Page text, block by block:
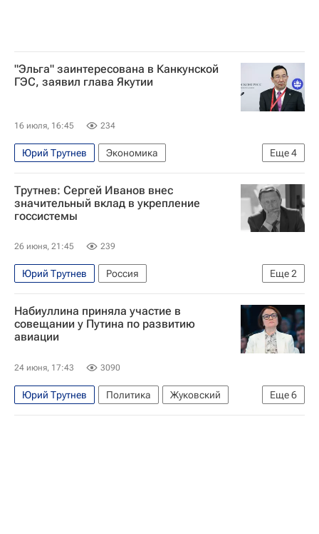
"Эльга" заинтересована в Канкунской
ГЭС, заявил глава Якутии
16 июля, 16:45 234
Еще4
Юрий Трутнев
Экономика
Дальний Восток
Россия
Айсен Николаев
Центральный Банк РФ (ЦБ РФ)
Трутнев: Сергей Иванов внес
значительный вклад в укрепление
госсистемы
26 июня, 21:45 239
Еще2
Юрий Трутнев
Россия
Сергей Иванов (политик)
Умер Сергей Иванов
Набиуллина приняла участие в
совещании у Путина по развитию
авиации
24 июня, 17:43 3090
Еще6
Юрий Трутнев Политика
Жуковский
Россия
Эльвира Набиуллина